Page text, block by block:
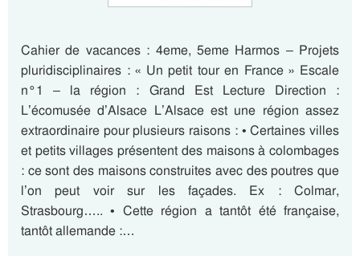
Cahier de vacances : 4eme, 5eme Harmos – Projets
pluridisciplinaires : « Un petit tour en France » Escale
n°1 – la région : Grand Est Lecture Direction :
L’écomusée d’Alsace L’Alsace est une région assez
extraordinaire pour plusieurs raisons : • Certaines villes
et petits villages présentent des maisons à colombages
: ce sont des maisons construites avec des poutres que
l’on peut voir sur les façades. Ex : Colmar,
Strasbourg….. • Cette région a tantôt été française,
tantôt allemande :…